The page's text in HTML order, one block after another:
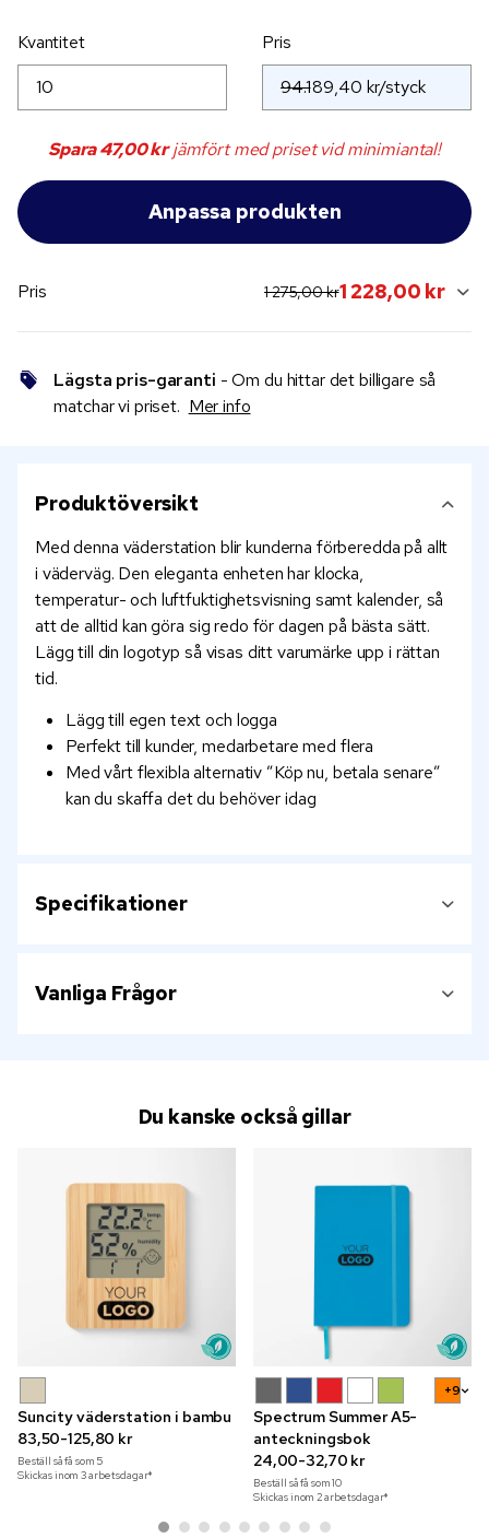
Kvantitet
Pris
94.1
Spara47,00 krjämfört med priset vid minimiantal!
Pris original price:
1 275,00 krcurrent sale price:
1 228,00 kr
Lägsta pris-garanti - Om du hittar det billigare så
matchar vi priset. Mer info
Produktöversikt
Med denna väderstation blir kunderna förberedda på allt
i väderväg. Den eleganta enheten har klocka,
temperatur- och luftfuktighetsvisning samt kalender, så
att de alltid kan göra sig redo för dagen på bästa sätt.
Lägg till din logotyp så visas ditt varumärke upp i rättan
tid.
Lägg till egen text och logga
Perfekt till kunder, medarbetare med flera
Med vårt flexibla alternativ ”Köp nu, betala senare”
kan du skaffa det du behöver idag
Specifikationer
Vanliga Frågor
Du kanske också gillar
Suncity väderstation i bambu
83,50-125,80 kr
Beställ så få som 5
Skickas inom 3 arbetsdagar*
+9
Spectrum Summer A5-
anteckningsbok
24,00-32,70 kr
Beställ så få som10
Skickas inom 2 arbetsdagar*